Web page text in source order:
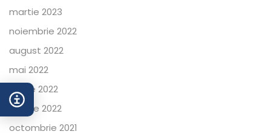
martie 2023
noiembrie 2022
august 2022
mai 2022
aprilie 2022
martie 2022
octombrie 2021